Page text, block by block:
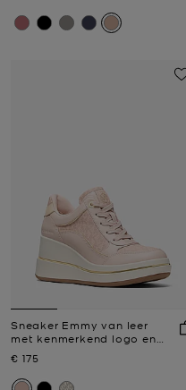
Sneaker Emmy van leer
met kenmerkend logo en
sleehak
Nu
€ 175